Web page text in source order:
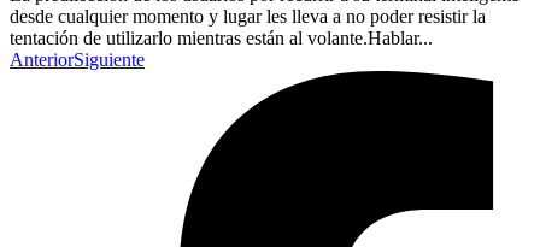
desde cualquier momento y lugar les lleva a no poder resistir la
tentación de utilizarlo mientras están al volante.Hablar...
AnteriorSiguiente